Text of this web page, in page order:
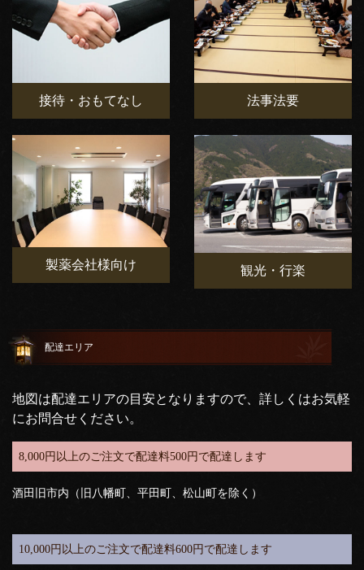
接待・おもてなし 法事法要
製薬会社様向け 観光・行楽
配達エリア
地図は配達エリアの目安となりますので、詳しくはお気軽
にお問合せください。
8,000円以上のご注文で配達料500円で配達します
酒田旧市内（旧八幡町、平田町、松山町を除く）
10,000円以上のご注文で配達料600円で配達します